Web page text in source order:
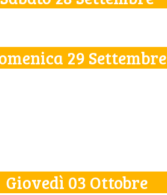
29 Settembre
Giovedì 03 Ottobre